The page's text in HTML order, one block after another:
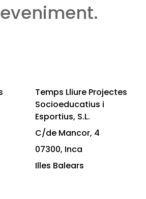
Temps Lliure Projectes
Socioeducatius i
Esportius, S.L.
C/de Mancor, 4
07300, Inca
Illes Balears